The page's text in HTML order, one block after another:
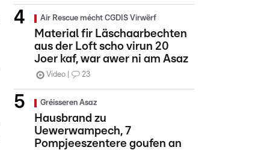
Air Rescue mécht CGDIS Virwërf
Material fir Läschaarbechten
aus der Loft scho virun 20
Joer kaf, war awer ni am Asaz
Video 23
Gréisseren Asaz
Hausbrand zu
Uewerwampech, 7
Pompjeeszentere goufen an